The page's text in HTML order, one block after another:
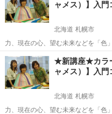
ャメス）】入
北海道 札幌市
力、現在の心、望む未来などを「色
気のカラーセラピー…
北海道 札幌市 セラピー
★新講座★カラ
ャメス）】入
北海道 札幌市
力、現在の心、望む未来などを「色